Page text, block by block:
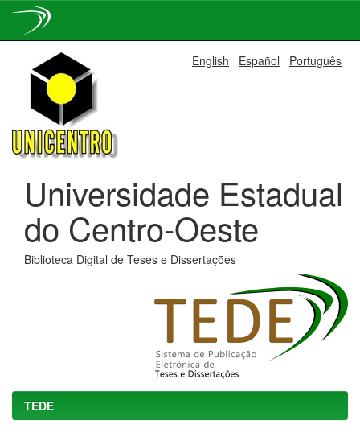
navigation
English Español Português
Universidade Estadual
do Centro-Oeste
Biblioteca Digital de Teses e Dissertações
TEDE